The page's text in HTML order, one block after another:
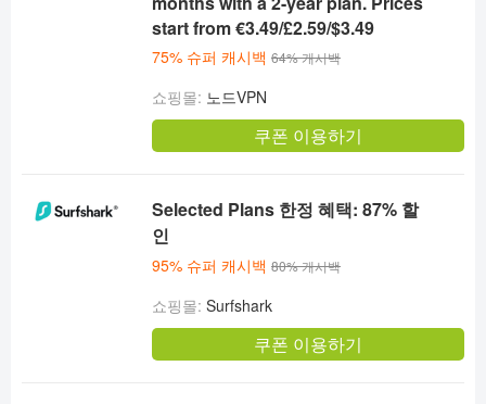
start from €3.49/£2.59/$3.49
75% 슈퍼 캐시백 64% 캐시백
쇼핑몰: 노드VPN
쿠폰 이용하기
Selected Plans 한정 혜택: 87% 할
인
95% 슈퍼 캐시백 80% 캐시백
쇼핑몰: Surfshark
쿠폰 이용하기